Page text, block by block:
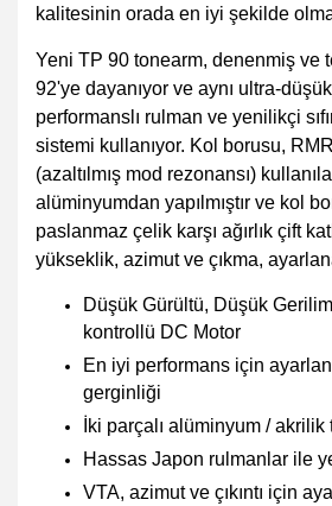
kalitesinin orada en iyi şekilde
Yeni TP 90 tonearm, denenmiş ve
92'ye dayanıyor ve aynı ultra-
performanslı rulman ve yenilikçi
sistemi kullanıyor. Kol borusu,
(azaltılmış mod rezonansı)
alüminyumdan yapılmıştır ve kol
paslanmaz çelik karşı ağırlık çift
yükseklik, azimut ve çıkma,
Düşük Gürültü, Düşük
kontrollü DC Motor
En iyi performans için
gerginliği
İki parçalı alüminyum / akrilik
Hassas Japon rulmanlar ile
VTA, azimut ve çıkıntı için